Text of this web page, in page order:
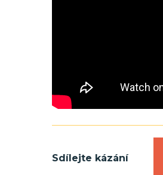
Sdílejte kázání